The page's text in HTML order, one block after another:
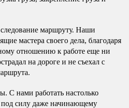
маршруту. Наши
мастера своего дела, благодаря
отношению к работе еще ни
на дороге и не съехал с
С нами работать настолько
под силу даже начинающему